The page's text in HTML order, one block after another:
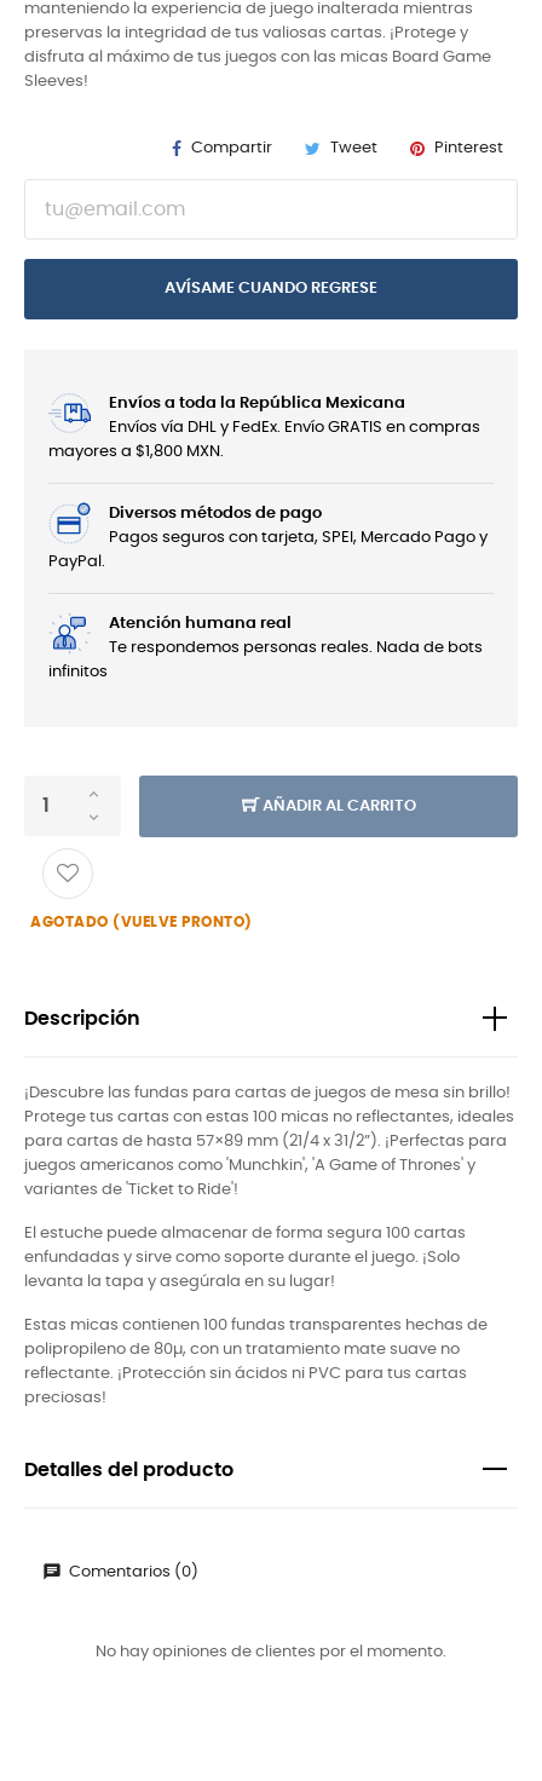
manteniendo la experiencia de juego inalterada mientras
preservas la integridad de tus valiosas cartas. ¡Protege y
disfruta al máximo de tus juegos con las micas Board Game
Sleeves!
Compartir Tweet Pinterest
AVÍSAME CUANDO REGRESE
Envíos a toda la República Mexicana
Envíos vía DHL y FedEx. Envío GRATIS en compras
mayores a $1,800 MXN.
Diversos métodos de pago
Pagos seguros con tarjeta, SPEI, Mercado Pago y
PayPal.
Atención humana real
Te respondemos personas reales. Nada de bots
infinitos
AÑADIR AL CARRITO
AGOTADO (VUELVE PRONTO)
Descripción
¡Descubre las fundas para cartas de juegos de mesa sin brillo!
Protege tus cartas con estas 100 micas no reflectantes, ideales
para cartas de hasta 57×89 mm (21/4 x 31/2”). ¡Perfectas para
juegos americanos como 'Munchkin', 'A Game of Thrones' y
variantes de 'Ticket to Ride'!
El estuche puede almacenar de forma segura 100 cartas
enfundadas y sirve como soporte durante el juego. ¡Solo
levanta la tapa y asegúrala en su lugar!
Estas micas contienen 100 fundas transparentes hechas de
polipropileno de 80µ, con un tratamiento mate suave no
reflectante. ¡Protección sin ácidos ni PVC para tus cartas
preciosas!
Detalles del producto
Comentarios (0)
No hay opiniones de clientes por el momento.